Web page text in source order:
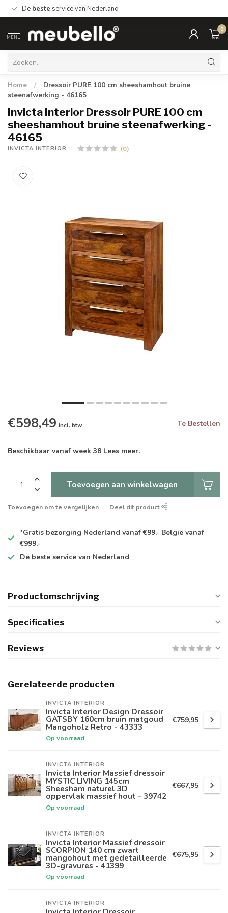
De beste service van Nederland
MENU
0
Home /
Dressoir PURE 100 cm sheeshamhout bruine
steenafwerking - 46165
Invicta Interior Dressoir PURE 100 cm
sheeshamhout bruine steenafwerking -
46165
INVICTA INTERIOR (0)
€598,49 Incl. btw Te Bestellen
Beschikbaar vanaf week 38 Lees meer.
Toevoegen aan winkelwagen
Toevoegen om te vergelijken Deel dit product
*Gratis bezorging Nederland vanaf €99.- België vanaf
€999,-
De beste service van Nederland
Productomschrijving
Specificaties
Reviews
Gerelateerde producten
INVICTA INTERIOR
Invicta Interior Design Dressoir
GATSBY 160cm bruin matgoud
Mangoholz Retro - 43333
Op voorraad
€759,95
INVICTA INTERIOR
Invicta Interior Massief dressoir
MYSTIC LIVING 145cm
Sheesham naturel 3D
oppervlak massief hout - 39742
Op voorraad
€667,95
INVICTA INTERIOR
Invicta Interior Massief dressoir
SCORPION 140 cm zwart
mangohout met gedetailleerde
3D-gravures - 41399
Op voorraad
€675,95
INVICTA INTERIOR